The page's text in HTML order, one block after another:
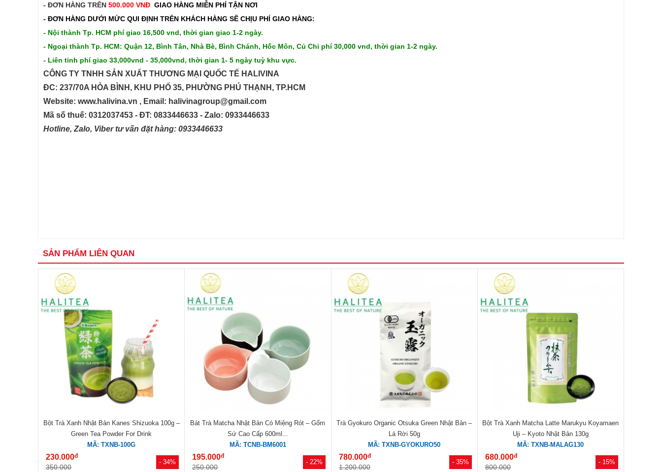
- ĐƠN HÀNG TRÊN 500.000 VNĐ GIAO HÀNG MIỄN PHÍ TẬN NƠI
- ĐƠN HÀNG DƯỚI MỨC QUI ĐỊNH TRÊN KHÁCH HÀNG SẼ CHỊU PHÍ GIAO HÀNG:
- Nội thành Tp. HCM phí giao 16,500 vnd, thời gian giao 1-2 ngày.
- Ngoại thành Tp. HCM: Quận 12, Bình Tân, Nhà Bè, Bình Chánh, Hốc Môn, Củ Chi phí 30,000 vnd, thời gian 1-2 ngày.
- Liên tỉnh phí giao 33,000vnd - 35,000vnd, thời gian 1- 5 ngày tuỳ khu vực.
CÔNG TY TNHH SẢN XUẤT THƯƠNG MẠI QUỐC TẾ HALIVINA
ĐC: 237/70A HÒA BÌNH, KHU PHỐ 35, PHƯỜNG PHÚ THẠNH, TP.HCM
Website: www.halivina.vn , Email: halivinagroup@gmail.com
Mã số thuế: 0312037453 - ĐT: 0833446633 - Zalo: 0933446633
Hotline, Zalo, Viber tư vấn đặt hàng: 0933446633
SẢN PHẨM LIÊN QUAN
- 34%
Bột Trà Xanh Nhật Bản Kanes Shizuoka 100g –
Green Tea Powder For Drink
MÃ: TXNB-100G
230.000đ
350.000
- 22%
Bát Trà Matcha Nhật Bản Có Miệng Rót – Gốm
Sứ Cao Cấp 600ml...
MÃ: TCNB-BM6001
195.000đ
250.000
- 35%
Trà Gyokuro Organic Otsuka Green Nhật Bản –
Lá Rời 50g
MÃ: TXNB-GYOKURO50
780.000đ
1.200.000
- 15%
Bột Trà Xanh Matcha Latte Marukyu Koyamaen
Uji – Kyoto Nhật Bản 130g
MÃ: TXNB-MALAG130
680.000đ
800.000